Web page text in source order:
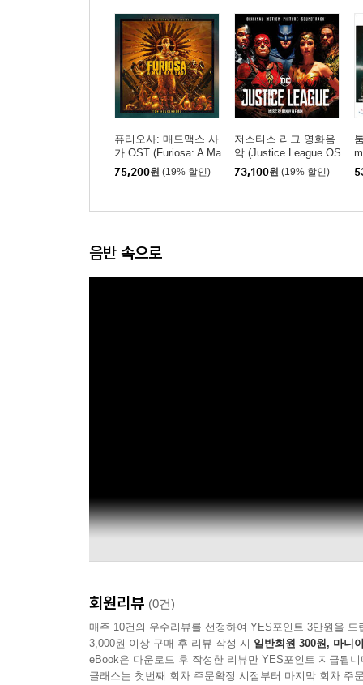
퓨리오사: 매드맥스 사
가 OST (Furiosa: A Ma
d Max Saga) [2LP]
75,200원 (19% 할인)
저스티스 리그 영화음
악 (Justice League OS
T) [플래이밍 컬러 2LP]
73,100원 (19% 할인)
음반 속으로
회원리뷰 (0건)
매주 10건의 우수리뷰를 선정하여 YES포인트 3만원을 드
3,000원 이상 구매 후 리뷰 작성 시 일반회원 300원, 마니
eBook은 다운로드 후 작성한 리뷰만 YES포인트 지급됩니
클래스는 첫번째 회차 주문확정 시점부터 마지막 회차 주